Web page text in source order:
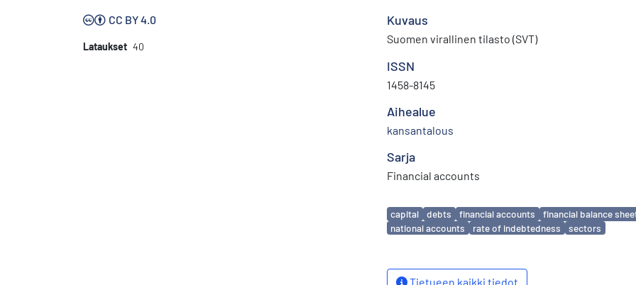
CC BY 4.0
Lataukset 40
Kuvaus
Suomen virallinen tilasto (SVT)
ISSN
1458-8145
Aihealue
kansantalous
Sarja
Financial accounts
Avainsanat
capital debts financial accounts financial balance
national accounts
rate of indebtedness sectors
Tietueen kaikki tiedot